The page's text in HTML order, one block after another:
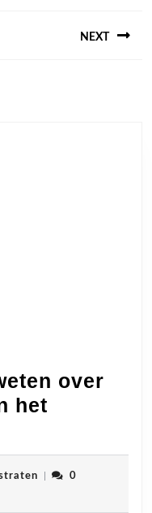
NEXT
over
het
cdenvhoogstraten
0